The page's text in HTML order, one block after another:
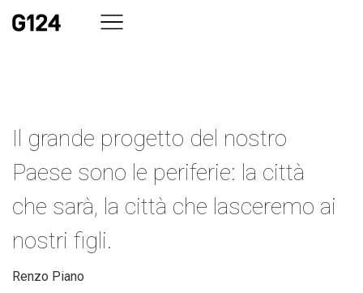
Il grande progetto del nostro
Paese sono le periferie: la città
che sarà, la città che lasceremo ai
nostri figli.
Renzo Piano